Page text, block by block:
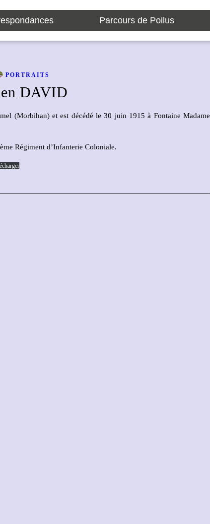
Parcours de Poilus
PORTRAITS
DAVID
(Morbihan) et est décédé le 30 juin 1915 à Fontaine Madame
Régiment d’Infanterie Coloniale.